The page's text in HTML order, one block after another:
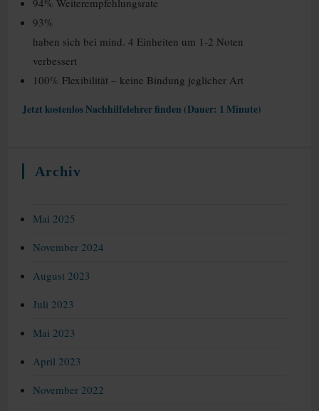
93%
haben sich bei mind. 4 Einheiten um 1-2 Noten
verbessert
100% Flexibilität – keine Bindung jeglicher Art
Jetzt kostenlos Nachhilfelehrer finden (Dauer: 1 Minute)
Archiv
Mai 2025
November 2024
August 2023
Juli 2023
Mai 2023
April 2023
November 2022